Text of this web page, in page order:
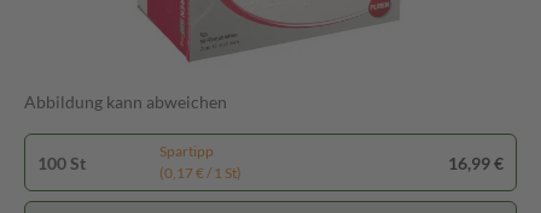
Abbildung kann abweichen
100 St
Spartipp
(0,17 € / 1 St)
16,99 €